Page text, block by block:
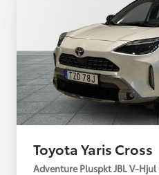
Toyota Yaris Cross
Adventure Pluspkt JBL V-Hjul